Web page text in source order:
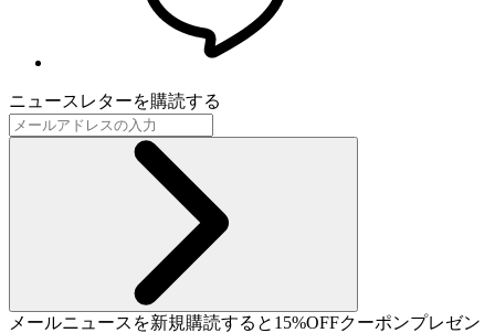
ニュースレターを購読する
メールニュースを新規購読すると15%OFFクーポンプレゼン